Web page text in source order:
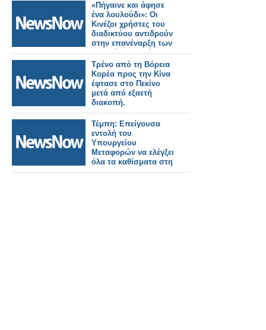
«Πήγαινε και άφησε
ένα λουλούδι»: Οι
Κινέζοι χρήστες του
διαδικτύου αντιδρούν
στην επανέναρξη των
ταξιδιών στη Βόρεια
Κορέα
Τρένο από τη Βόρεια
Κορέα προς την Κίνα
έφτασε στο Πεκίνο
μετά από εξαετή
διακοπή.
Τέμπη: Επείγουσα
εντολή του
Υπουργείου
Μεταφορών να ελέγξει
όλα τα καθίσματα στη
Hellenic Train